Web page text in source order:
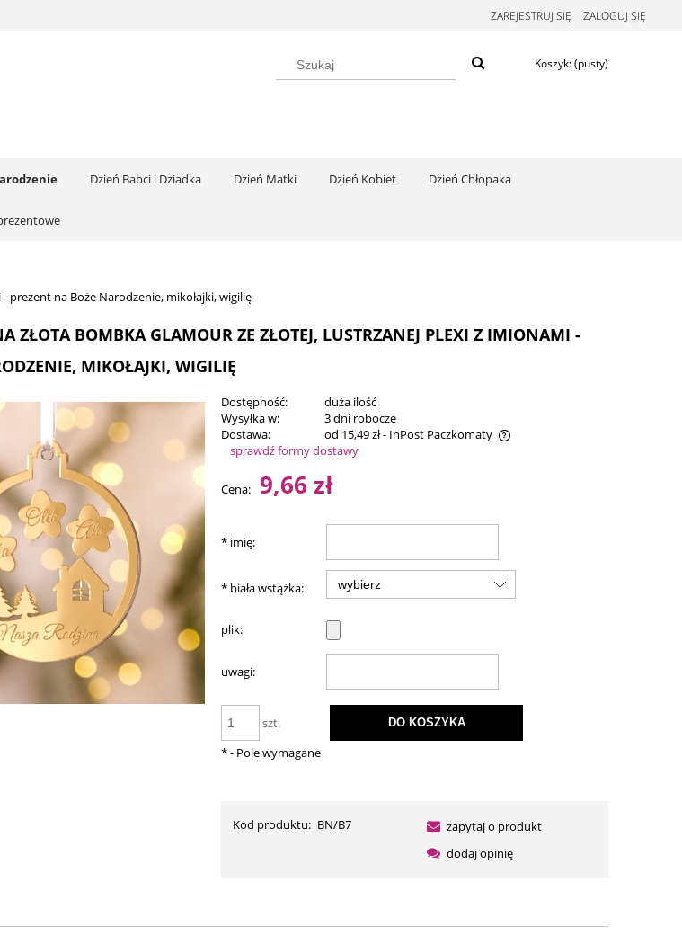
ZAREJESTRUJ SIĘ ZALOGUJ SIĘ
Koszyk:(pusty)
Dzień Babci i Dziadka Dzień Matki Dzień Kobiet Dzień Chłopaka
prezent na Boże Narodzenie, mikołajki, wigilię
ZŁOTA BOMBKA GLAMOUR ZE ZŁOTEJ, LUSTRZANEJ PLEXI Z IMIONAMI -
MIKOŁAJKI, WIGILIĘ
Dostępność:
duża ilość
Wysyłka w:
3 dni robocze
Dostawa:
od 15,49 zł- InPost Paczkomaty
Cena nie zawiera ewentualnych kosztów
płatności
sprawdź formy dostawy
Cena: 9,66 zł
* imię:
* biała wstążka:
plik:
uwagi:
szt. DO KOSZYKA
*- Pole wymagane
Kod produktu: BN/B7
zapytaj o produkt
dodaj opinię